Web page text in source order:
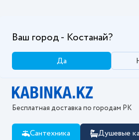
Ваш город - Костанай?
Да
Бесплатная доставка по городам РК
Сантехника Душевые